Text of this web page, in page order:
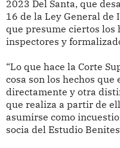
2023 Del Santa, que
16 de la Ley General de
que presume ciertos los
inspectores y
“Lo que hace la Corte
cosa son los hechos
directamente y otra
que realiza a partir de
asumirse como
socia del Estudio